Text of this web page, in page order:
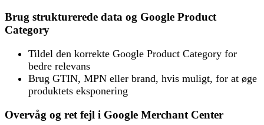
Brug strukturerede data og Google Product
Category
Tildel den korrekte Google Product Category for
bedre relevans
Brug GTIN, MPN eller brand, hvis muligt, for at øge
produktets eksponering
Overvåg og ret fejl i Google Merchant Center